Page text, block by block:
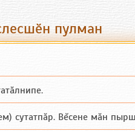
пулман
сутатпăр. Вĕсене мăн пыршă